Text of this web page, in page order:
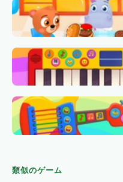
類似のゲーム